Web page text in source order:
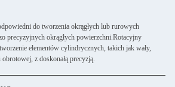
do tworzenia okrągłych lub rurowych
precyzyjnych okrągłych powierzchni.Rotacyjny
elementów cylindrycznych, takich jak wały,
z doskonałą precyzją.